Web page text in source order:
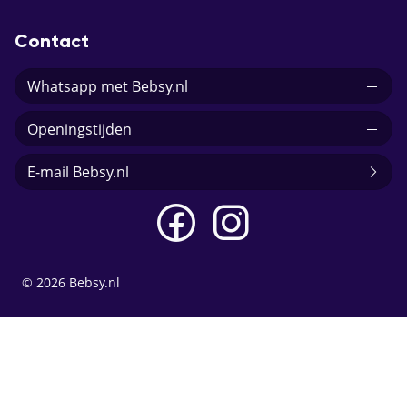
Contact
Whatsapp met Bebsy.nl
Openingstijden
E-mail Bebsy.nl
© 2026 Bebsy.nl